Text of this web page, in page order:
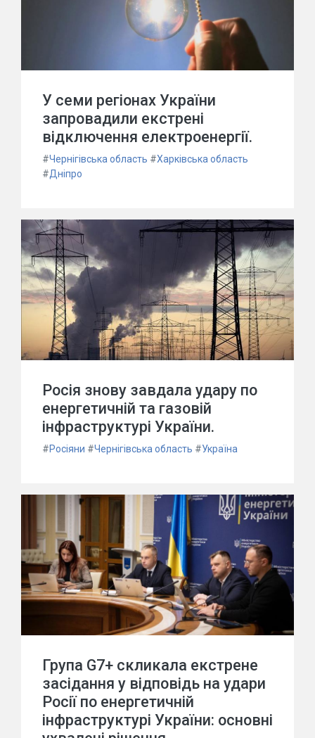
У семи регіонах України
запровадили екстрені
відключення електроенергії.
#Чернігівська область #Харківська область
#Дніпро
Росія знову завдала удару по
енергетичній та газовій
інфраструктурі України.
#Росіяни #Чернігівська область #Україна
Група G7+ скликала екстрене
засідання у відповідь на удари
Росії по енергетичній
інфраструктурі України: основні